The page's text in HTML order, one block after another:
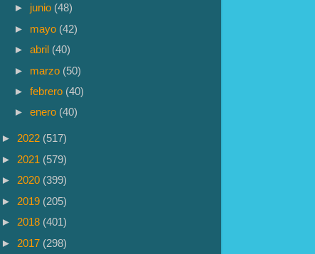
► junio (48)
► mayo (42)
►abril (40)
► marzo (50)
►febrero (40)
►enero (40)
► 2022 (517)
► 2021 (579)
► 2020 (399)
► 2019 (205)
► 2018 (401)
► 2017 (298)